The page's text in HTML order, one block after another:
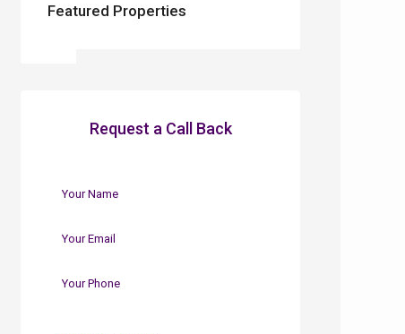
Featured Properties
Request a Call Back